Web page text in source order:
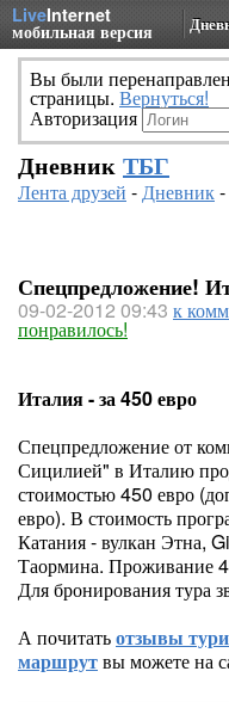
LiveInternet
мобильная версия
Вы были
страницы. Вернуться!
Авторизация
Дневник ТБГ
Лента друзей -Дневник-
Спецпредложение!
09-02-2012 09:43 к
понравилось!
Италия - за 450 евро
Спецпредложение от
Сицилией" в Италию
стоимостью 450 евро
евро). В стоимость
Катания - вулкан Этна,
Таормина. Проживание
Для бронирования тура
А почитатьотзывы
маршрутвы можете на